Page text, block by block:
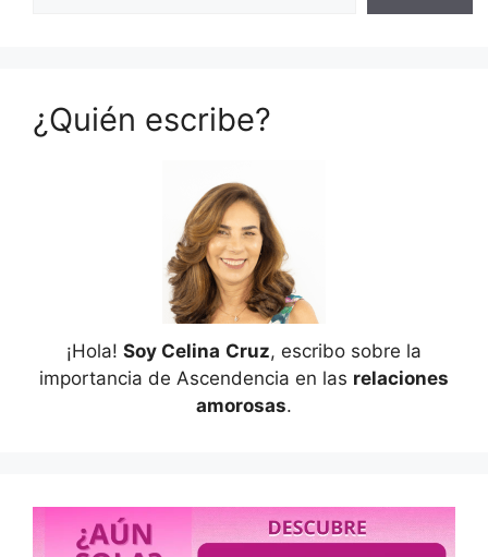
¿Quién escribe?
¡Hola! Soy Celina Cruz, escribo sobre la
importancia de Ascendencia en las relaciones
amorosas.